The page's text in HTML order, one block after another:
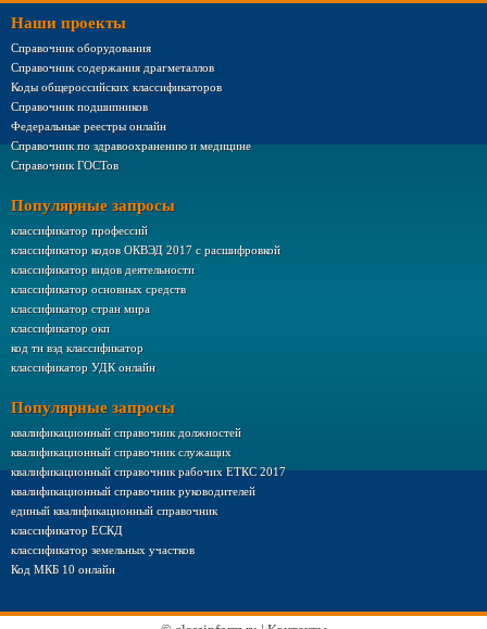
Наши проекты
Справочник оборудования
Справочник содержания драгметаллов
Коды общероссийских классификаторов
Справочник подшипников
Федеральные реестры онлайн
Справочник по здравоохранению и медицине
Справочник ГОСТов
Популярные запросы
классификатор профессий
классификатор кодов ОКВЭД 2017 с расшифровкой
классификатор видов деятельности
классификатор основных средств
классификатор стран мира
классификатор окп
код тн вэд классификатор
классификатор УДК онлайн
Популярные запросы
квалификационный справочник должностей
квалификационный справочник служащих
квалификационный справочник рабочих ЕТКС 2017
квалификационный справочник руководителей
единый квалификационный справочник
классификатор ЕСКД
классификатор земельных участков
Код МКБ 10 онлайн